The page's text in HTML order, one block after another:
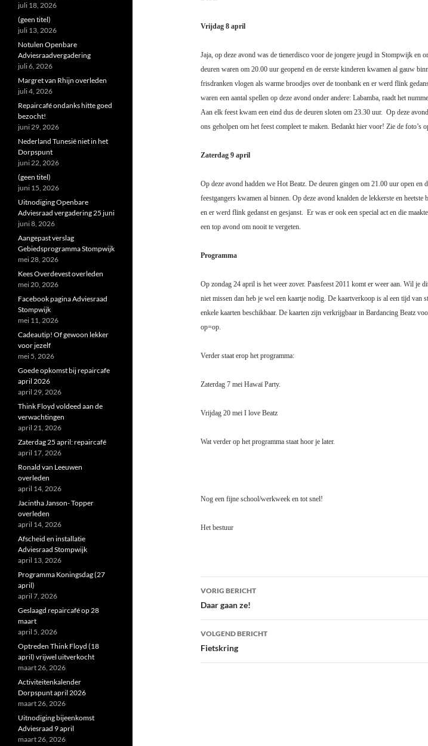
Vrijdag 8 april
Jaja, op deze avond was de tienerdisco voor de jongere jeugd in Stompwijk en
deuren waren om 20.00 uur geopend en de eerste kinderen kwamen al gauw
frisdranken vlogen als warme broodjes over de toonbank en er werd flink
waren een aantal spellen op deze avond onder andere: Labamba, raadt het
Aan elk feest kwam een eind dus de deuren sloten om 23.30 uur. Op deze
ons geholpen om het feest compleet te maken. Bedankt hier voor! Zie de foto’s
Zaterdag 9 april
Op deze avond hadden we Hot Beatz. De deuren gingen om 21.00 uur open en
feestgangers kwamen al binnen. Op deze avond knalden de lekkerste en heetste
en er werd flink gedanst en gesjanst.
Er was er ook een special act en die
een top avond om nooit te vergeten.
Programma
Op zondag 24 april is het weer zover. Paasfeest 2011 komt er weer aan. Wil je
niet missen dan heb je wel een kaartje nodig. De kaartverkoop is al een tijd van
enkele kaarten beschikbaar. De kaarten zijn verkrijgbaar in Bardancing Beatz
op=op.
Verder staat erop het programma:
Zaterdag 7 mei Hawaï Party.
Vrijdag 20 mei I love Beatz
Wat verder op het programma staat hoor je later.
Nog een fijne school/werkweek en tot snel!
Het bestuur
Bericht
navigatie
VORIG BERICHT
Daar gaan ze!
VOLGEND BERICHT
Fietskring
juli 18, 2026
(geen titel)
juli 13, 2026
Notulen Openbare
Adviesraadvergadering
juli 6, 2026
Margret van Rhijn overleden
juli 4, 2026
Repaircafé ondanks hitte goed
bezocht!
juni 29, 2026
Nederland Tunesië niet in het
Dorpspunt
juni 22, 2026
(geen titel)
juni 15, 2026
Uitnodiging Openbare
Adviesraad vergadering 25 juni
juni 8, 2026
Aangepast verslag
Gebiedsprogramma Stompwijk
mei 28, 2026
Kees Overdevest overleden
mei 20, 2026
Facebook pagina Adviesraad
Stompwijk
mei 11, 2026
Cadeautip! Of gewoon lekker
voor jezelf
mei 5, 2026
Goede opkomst bij repaircafe
april 2026
april 29, 2026
Think Floyd voldeed aan de
verwachtingen
april 21, 2026
Zaterdag 25 april: repaircafé
april 17, 2026
Ronald van Leeuwen
overleden
april 14, 2026
Jacintha Janson- Topper
overleden
april 14, 2026
Afscheid en installatie
Adviesraad Stompwijk
april 13, 2026
Programma Koningsdag (27
april)
april 7, 2026
Geslaagd repaircafé op 28
maart
april 5, 2026
Optreden Think Floyd (18
april) vrijwel uitverkocht
maart 26, 2026
Activiteitenkalender
Dorpspunt april 2026
maart 26, 2026
Uitnodiging bijeenkomst
Adviesraad 9 april
maart 26, 2026